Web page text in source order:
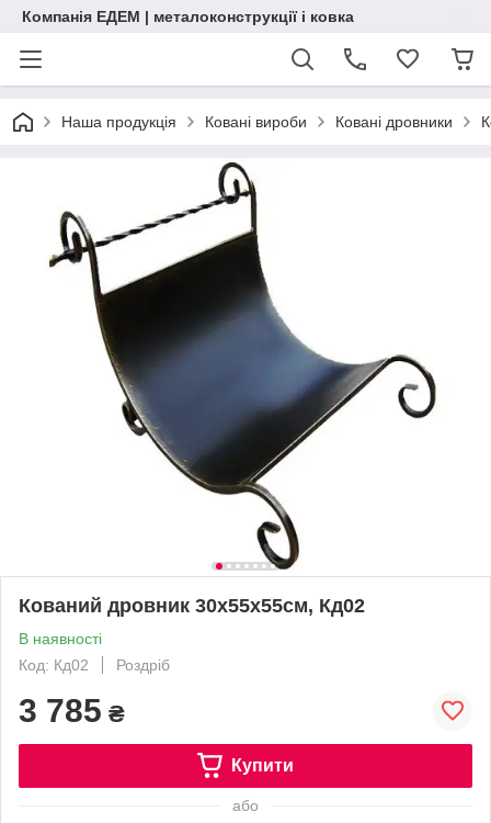
Компанія ЕДЕМ | металоконструкції і ковка
Наша продукція Ковані вироби Ковані дровники
Кований дровник 30х55х55см, Кд02
В наявності
Код: Кд02
Роздріб
3 785 ₴
Купити
або